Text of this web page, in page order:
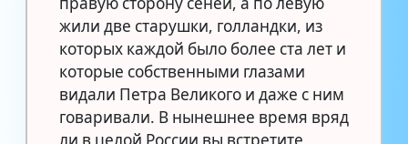
жили две старушки, голландки, из
которых каждой было более ста лет и
которые собственными глазами
видали Петра Великого и даже с ним
говаривали. В нынешнее время вряд